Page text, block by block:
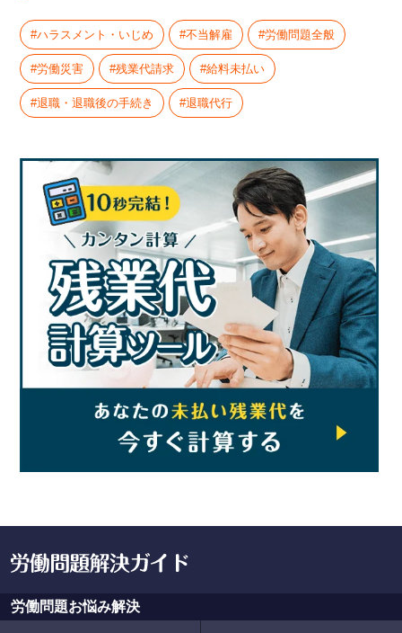
ハラスメント・いじめ 不当解雇 労働問題全般
労働災害 残業代請求 給料未払い
退職・退職後の手続き 退職代行
労働問題お悩み解決